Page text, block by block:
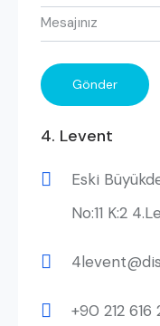
4. Levent
Eski
No:11 K:2
+90 212 616